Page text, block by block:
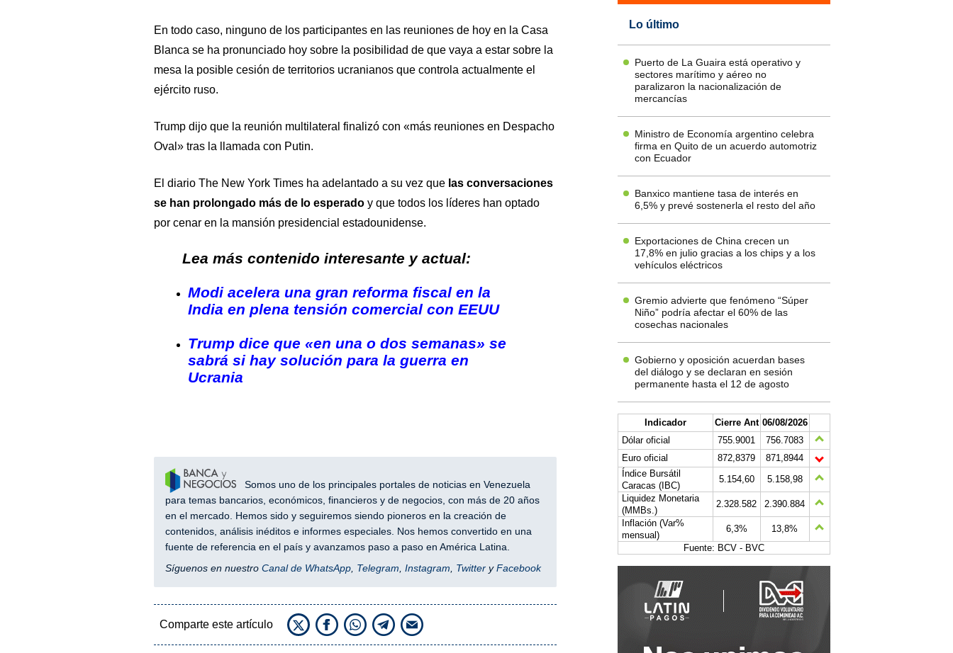
En todo caso, ninguno de los participantes en las reuniones de hoy en la Casa
Blanca se ha pronunciado hoy sobre la posibilidad de que vaya a estar sobre la
mesa la posible cesión de territorios ucranianos que controla actualmente el
ejército ruso.
Trump dijo que la reunión multilateral finalizó con «más reuniones en Despacho
Oval» tras la llamada con Putin.
El diario The New York Times ha adelantado a su vez que las conversaciones
se han prolongado más de lo esperadoy que todos los líderes han optado
por cenar en la mansión presidencial estadounidense.
Lea más contenido interesante y actual:
Modi acelera una gran reforma fiscal en la
India en plena tensión comercial con EEUU
Trump dice que «en una o dos semanas» se
sabrá si hay solución para la guerra en
Ucrania
Somos uno de los principales portales de noticias en Venezuela
para temas bancarios, económicos, financieros y de negocios, con más de 20 años
en el mercado. Hemos sido y seguiremos siendo pioneros en la creación de
contenidos, análisis inéditos e informes especiales. Nos hemos convertido en una
fuente de referencia en el país y avanzamos paso a paso en América Latina.
Síguenos en nuestro Canal de WhatsApp, Telegram Instagram TwitteryFacebook
Comparte este artículo
Lo último
Puerto de La Guaira está operativo y
sectores marítimo y aéreo no
paralizaron la nacionalización de
mercancías
Ministro de Economía argentino celebra
firma en Quito de un acuerdo automotriz
con Ecuador
Banxico mantiene tasa de interés en
6,5% y prevé sostenerla el resto del año
Exportaciones de China crecen un
17,8% en julio gracias a los chips y a los
vehículos eléctricos
Gremio advierte que fenómeno “Súper
Niño” podría afectar el 60% de las
cosechas nacionales
Gobierno y oposición acuerdan bases
del diálogo y se declaran en sesión
permanente hasta el 12 de agosto
Indicador Cierre Ant 06/08/2026
Dólar oficial
755.9001
756.7083
Euro oficial
872,8379
871,8944
Índice Bursátil
Caracas (IBC)
5.154,60
5.158,98
Liquidez Monetaria
(MMBs.)
2.328.582
2.390.884
Inflación (Var%
mensual)
6,3%
13,8%
Fuente: BCV - BVC